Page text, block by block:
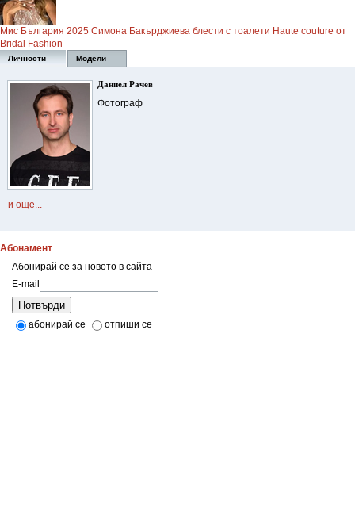
Мис България 2025 Симона Бакърджиева блести с тоалети Haute couture от
Bridal Fashion
Личности Модели
Даниел Рачев
Фотограф
и още...
Абонамент
Абонирай се за новото в сайта
E-mail
Потвърди
абонирай се отпиши се